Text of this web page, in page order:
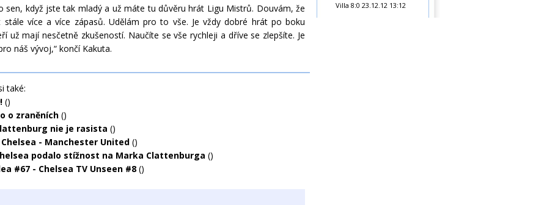
sen, když jste tak mladý a už máte tu důvěru hrát Ligu Mistrů. Douvám, že
stále více a více zápasů. Udělám pro to vše. Je vždy dobré hrát po boku
už mají nesčetně zkušeností. Naučíte se vše rychleji a dříve se zlepšíte. Je
náš vývoj,“ končí Kakuta.
také:
()
o zraněních ()
nie je rasista ()
- Manchester United ()
podalo stížnost na Marka Clattenburga ()
#67 - Chelsea TV Unseen #8 ()
Villa 8:0 23.12.12 13:12